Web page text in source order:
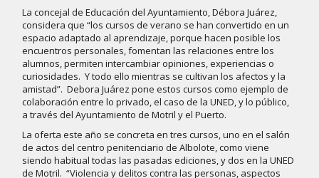
La concejal de Educación del Ayuntamiento, Débora Juárez,
considera que “los cursos de verano se han convertido en un
espacio adaptado al aprendizaje, porque hacen posible los
encuentros personales, fomentan las relaciones entre los
alumnos, permiten intercambiar opiniones, experiencias o
curiosidades. Y todo ello mientras se cultivan los afectos y la
amistad”. Debora Juárez pone estos cursos como ejemplo de
colaboración entre lo privado, el caso de la UNED, y lo público,
a través del Ayuntamiento de Motril y el Puerto.
La oferta este año se concreta en tres cursos, uno en el salón
de actos del centro penitenciario de Albolote, como viene
siendo habitual todas las pasadas ediciones, y dos en la UNED
de Motril. “Violencia y delitos contra las personas, aspectos